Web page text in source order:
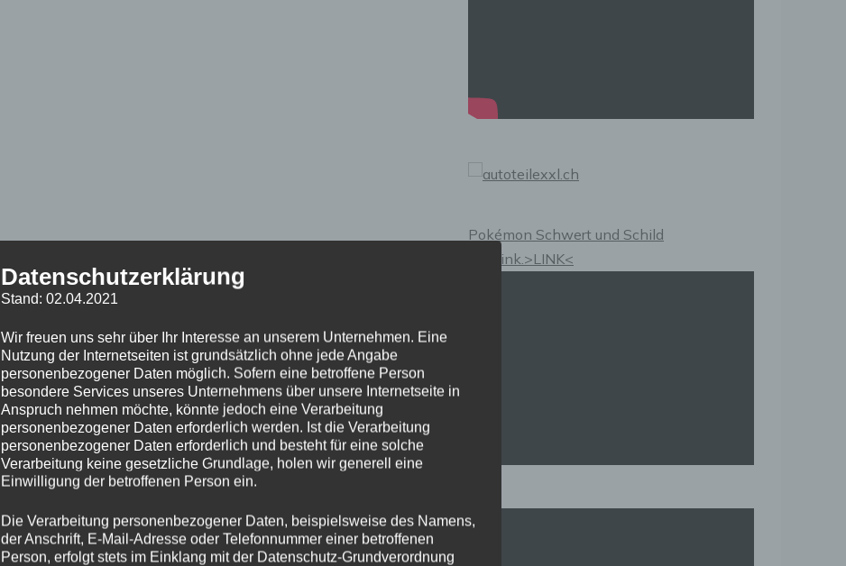
Pokémon Schwert und Schild
Kauflink.>LINK<
Datenschutzerklärung
Stand: 02.04.2021
Wir freuen uns sehr über Ihr Interesse an unserem Unternehmen. Eine
Nutzung der Internetseiten ist grundsätzlich ohne jede Angabe
personenbezogener Daten möglich. Sofern eine betroffene Person
besondere Services unseres Unternehmens über unsere Internetseite in
Anspruch nehmen möchte, könnte jedoch eine Verarbeitung
personenbezogener Daten erforderlich werden. Ist die Verarbeitung
personenbezogener Daten erforderlich und besteht für eine solche
Verarbeitung keine gesetzliche Grundlage, holen wir generell eine
Einwilligung der betroffenen Person ein.
Die Verarbeitung personenbezogener Daten, beispielsweise des Namens,
der Anschrift, E-Mail-Adresse oder Telefonnummer einer betroffenen
Person, erfolgt stets im Einklang mit der Datenschutz-Grundverordnung